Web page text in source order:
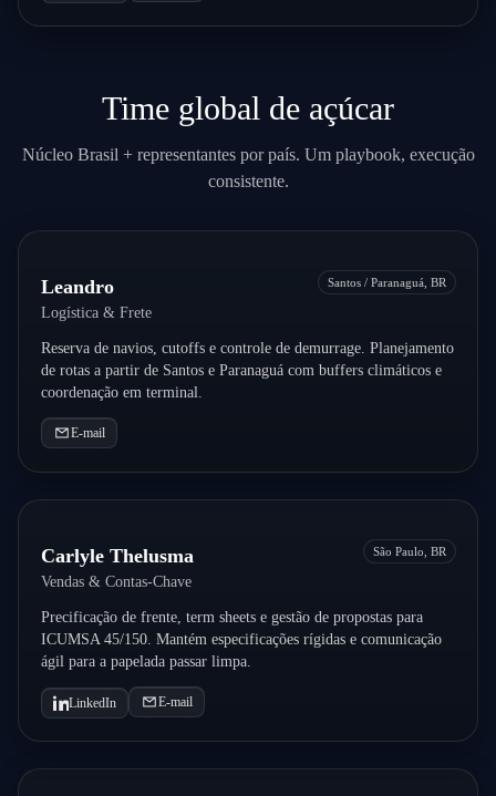
Time global de açúcar
Núcleo Brasil + representantes por país. Um playbook, execução
consistente.
Leandro
Logística & Frete
Santos / Paranaguá, BR
Reserva de navios, cutoffs e controle de demurrage. Planejamento
de rotas a partir de Santos e Paranaguá com buffers climáticos e
coordenação em terminal.
E-mail
Carlyle Thelusma
Vendas & Contas-Chave
São Paulo, BR
Precificação de frente, term sheets e gestão de propostas para
ICUMSA 45/150. Mantém especificações rígidas e comunicação
ágil para a papelada passar limpa.
LinkedIn E-mail